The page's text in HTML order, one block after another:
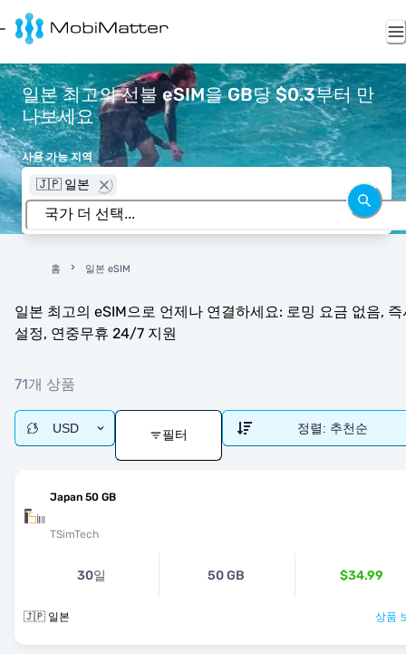
일본 최고의 선불 eSIM을 GB당 $0.3부터 만
나보세요
사용 가능 지역
🇯🇵 일본
홈 일본 eSIM
일본 최고의 eSIM으로 언제나 연결하세요: 로밍 요금 없음, 즉
설정, 연중무휴 24/7 지원
71개 상품
USD 필터 정렬: 추천순
Japan 50 GB
TSimTech
30일 50 GB $34.99
🇯🇵 일본 상품